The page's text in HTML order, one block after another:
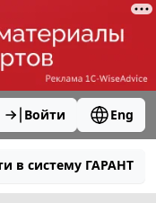
Войти Eng
в систему ГАРАНТ